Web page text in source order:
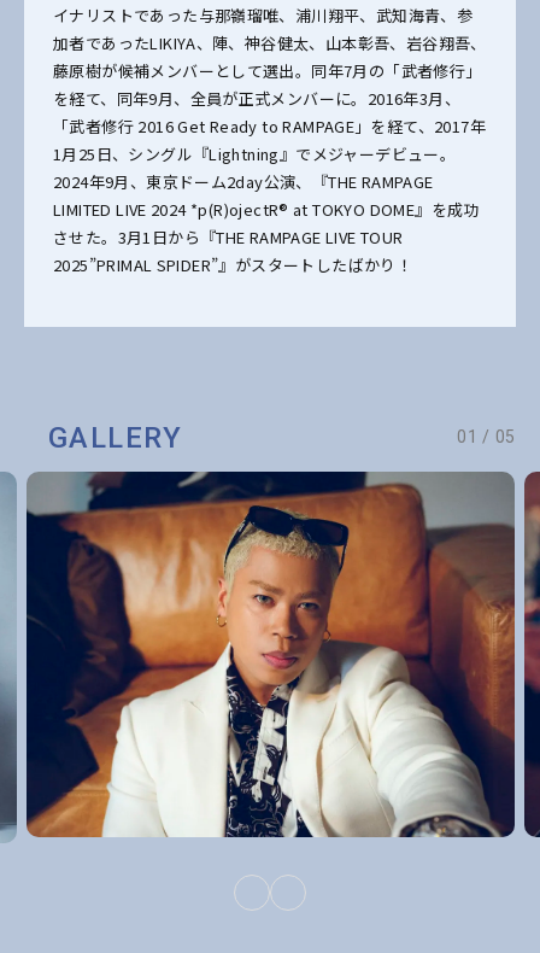
イナリストであった与那嶺瑠唯、浦川翔平、武知海青、参
加者であったLIKIYA、陣、神谷健太、山本彰吾、岩谷翔吾、
藤原樹が候補メンバーとして選出。同年7月の「武者修行」
を経て、同年9月、全員が正式メンバーに。2016年3月、
「武者修行 2016 Get Ready to RAMPAGE」を経て、2017年
1月25日、シングル『Lightning』でメジャーデビュー。
2024年9月、東京ドーム2day公演、『THE RAMPAGE
LIMITED LIVE 2024 *p(R)ojectR® at TOKYO DOME』を成功
させた。3月1日から『THE RAMPAGE LIVE TOUR
2025”PRIMAL SPIDER”』がスタートしたばかり！
GALLERY 01 / 05